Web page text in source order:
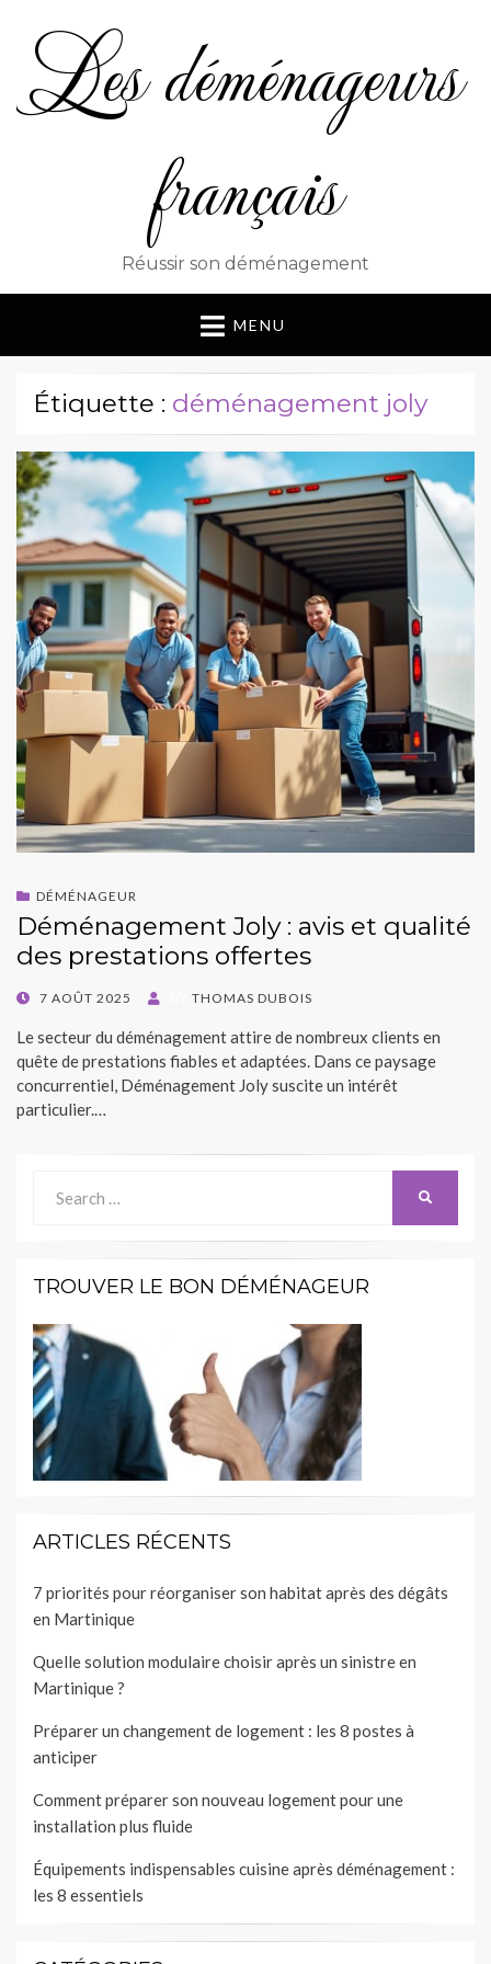
Les déménageurs
français
Réussir son déménagement
MENU
Étiquette : déménagement joly
DÉMÉNAGEUR
Déménagement Joly : avis et qualité
des prestations offertes
POSTED
7 AOÛT 2025 THOMAS DUBOIS
Le secteur du déménagement attire de nombreux clients en
quête de prestations fiables et adaptées. Dans ce paysage
concurrentiel, Déménagement Joly suscite un intérêt
particulier.…
for:
TROUVER LE BON DÉMÉNAGEUR
ARTICLES RÉCENTS
7 priorités pour réorganiser son habitat après des dégâts
en Martinique
Quelle solution modulaire choisir après un sinistre en
Martinique ?
Préparer un changement de logement : les 8 postes à
anticiper
Comment préparer son nouveau logement pour une
installation plus fluide
Équipements indispensables cuisine après déménagement :
les 8 essentiels